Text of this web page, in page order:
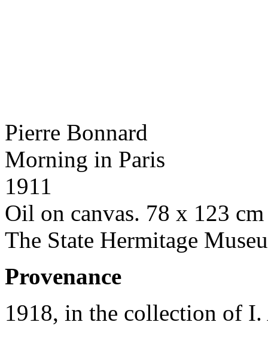
Pierre Bonnard
Morning in Paris
1911
Oil on canvas. 78 x 123 cm
The State Hermitage
Provenance
1918, in the collection of